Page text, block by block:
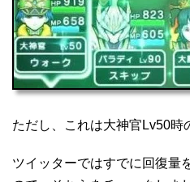
ただし、これは大神官Lv50時
ツイッターではすでに回復量